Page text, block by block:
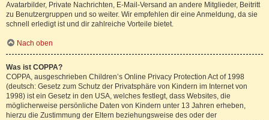
Avatarbilder, Private Nachrichten, E-Mail-Versand an andere Mitglieder, Beitritt
zu Benutzergruppen und so weiter. Wir empfehlen dir eine Anmeldung, da sie
schnell erledigt ist und dir zahlreiche Vorteile bietet.
Nach oben
Was ist COPPA?
COPPA, ausgeschrieben Children’s Online Privacy Protection Act of 1998
(deutsch: Gesetz zum Schutz der Privatsphäre von Kindern im Internet von
1998) ist ein Gesetz in den USA, welches festlegt, dass Websites, die
möglicherweise persönliche Daten von Kindern unter 13 Jahren erheben,
hierzu die Zustimmung der Eltern beziehungsweise des oder der